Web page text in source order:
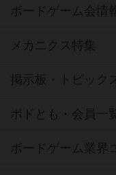
ボードゲーム会情
メカニクス特集
掲示板・トピック
ボドとも・会員一
ボードゲーム業界